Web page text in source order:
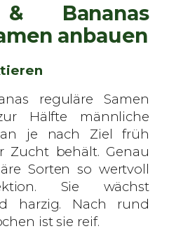
Bananas
anbauen
reguläre Samen
Hälfte männliche
je nach Ziel früh
Zucht behält. Genau
Sorten so wertvoll
Sie wächst
harzig. Nach rund
ist sie reif.